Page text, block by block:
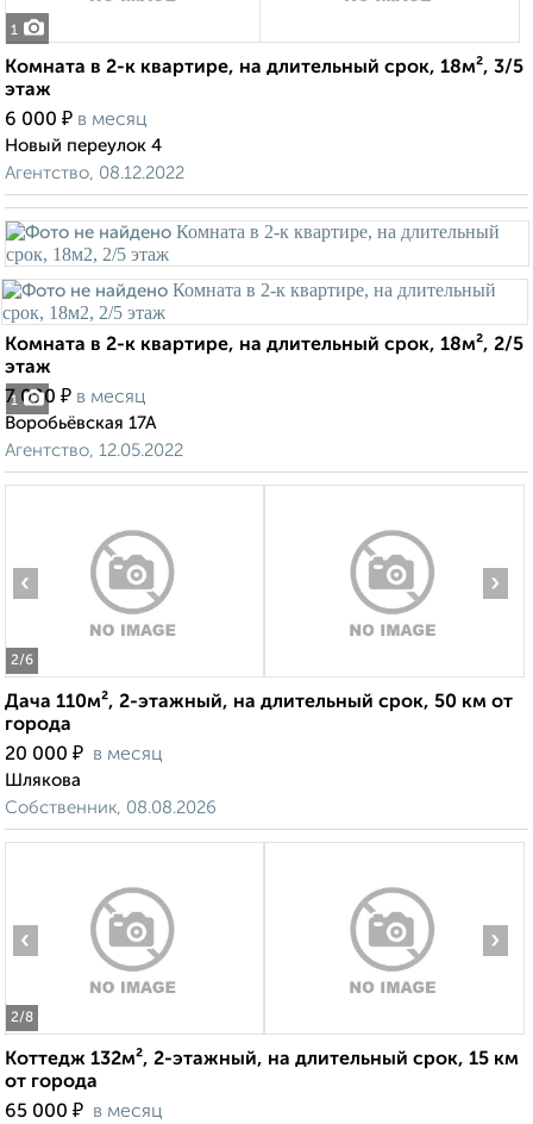
1
Комната в 2-к квартире, на длительный срок, 18м², 3/5
этаж
6 000 ₽ в месяц
Новый переулок 4
Агентство, 08.12.2022
1
Комната в 2-к квартире, на длительный срок, 18м², 2/5
этаж
7 000 ₽ в месяц
Воробьёвская 17А
Агентство, 12.05.2022
2/6
‹ ›
Дача 110м², 2-этажный, на длительный срок, 50 км от
города
20 000 ₽ в месяц
Шлякова
Собственник, 08.08.2026
2/8
‹ ›
Коттедж 132м², 2-этажный, на длительный срок, 15 км
от города
65 000 ₽ в месяц